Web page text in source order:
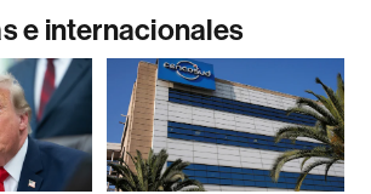
e internacionales